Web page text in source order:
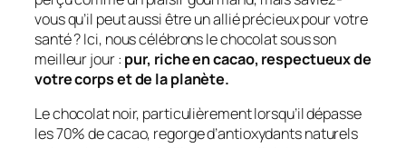
vous qu’il peut aussi être un allié précieux pour votre
santé ? Ici, nous célébrons le chocolat sous son
meilleur jour : pur, riche en cacao, respectueux de
votre corps et de la planète.
Le chocolat noir, particulièrement lorsqu’il dépasse
les 70% de cacao, regorge d’antioxydants naturels